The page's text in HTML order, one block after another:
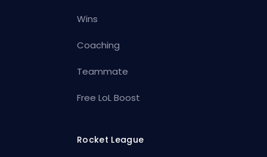
Wins
Coaching
Teammate
Free LoL Boost
Rocket League